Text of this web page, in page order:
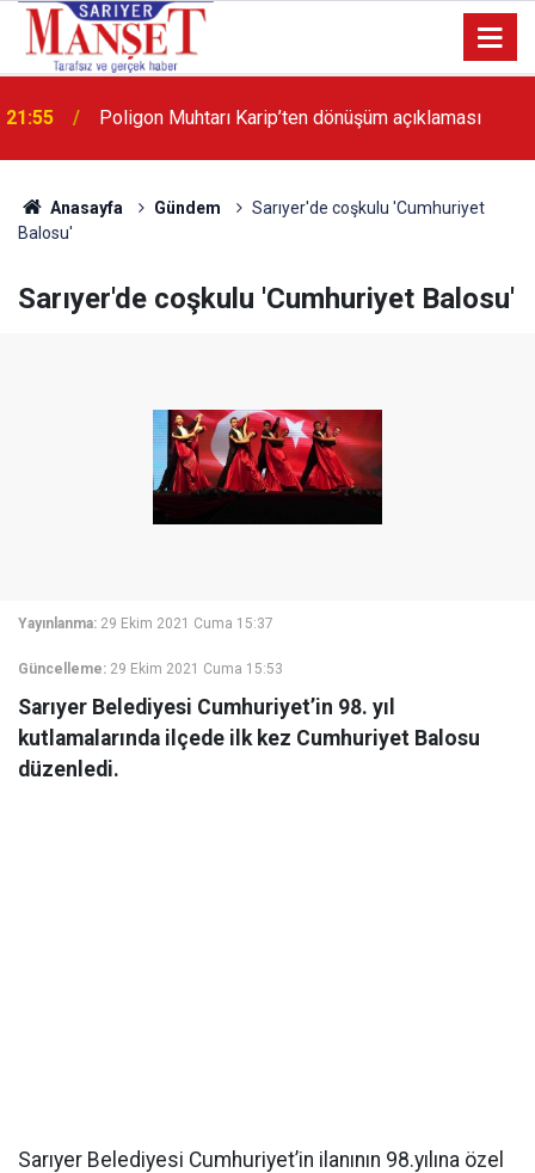
21:55 Poligon Muhtarı Karip’ten dönüşüm açıklaması
Anasayfa Gündem
Sarıyer'de coşkulu 'Cumhuriyet
Balosu'
Sarıyer'de coşkulu 'Cumhuriyet Balosu'
Yayınlanma: 29 Ekim 2021 Cuma 15:37
Güncelleme: 29 Ekim 2021 Cuma 15:53
Sarıyer Belediyesi Cumhuriyet’in 98. yıl
kutlamalarında ilçede ilk kez Cumhuriyet Balosu
düzenledi.
Sarıyer Belediyesi Cumhuriyet’in ilanının 98.yılına özel